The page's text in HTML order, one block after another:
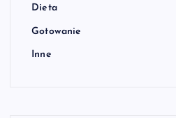
Dieta
Gotowanie
Inne